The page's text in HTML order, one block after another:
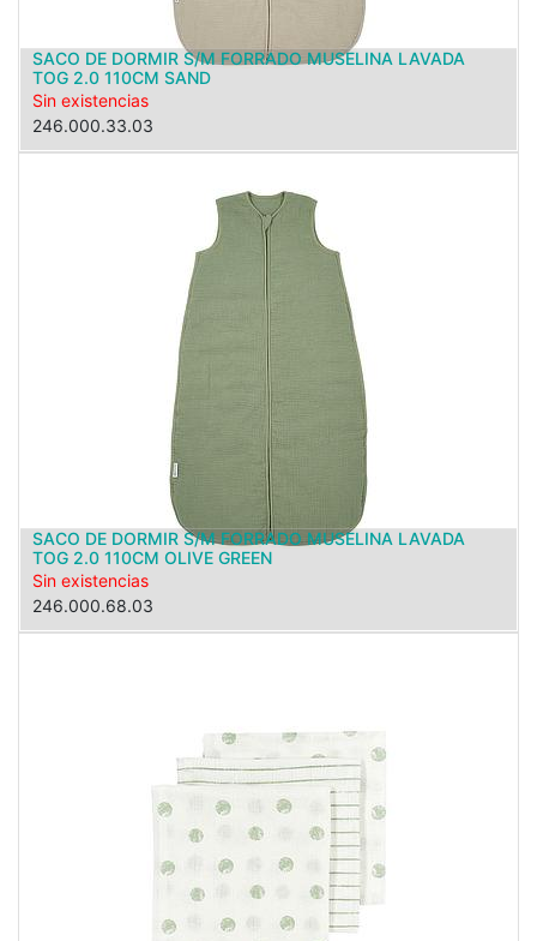
SACO DE DORMIR S/M FORRADO MUSELINA LAVADA
TOG 2.0 110CM SAND
Sin existencias
246.000.33.03
SACO DE DORMIR S/M FORRADO MUSELINA LAVADA
TOG 2.0 110CM OLIVE GREEN
Sin existencias
246.000.68.03